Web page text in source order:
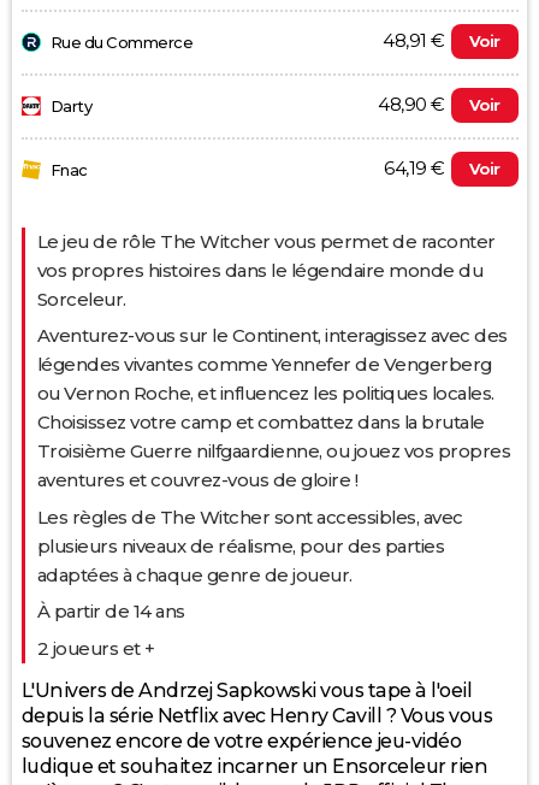
Rue du Commerce 48,91 € Voir
Darty 48,90 € Voir
Fnac 64,19 € Voir
Le jeu de rôle The Witcher vous permet de raconter
vos propres histoires dans le légendaire monde du
Sorceleur.
Aventurez-vous sur le Continent, interagissez avec des
légendes vivantes comme Yennefer de Vengerberg
ou Vernon Roche, et influencez les politiques locales.
Choisissez votre camp et combattez dans la brutale
Troisième Guerre nilfgaardienne, ou jouez vos propres
aventures et couvrez-vous de gloire !
Les règles de The Witcher sont accessibles, avec
plusieurs niveaux de réalisme, pour des parties
adaptées à chaque genre de joueur.
À partir de 14 ans
2 joueurs et +
L'Univers de Andrzej Sapkowski vous tape à l'oeil
depuis la série Netflix avec Henry Cavill ? Vous vous
souvenez encore de votre expérience jeu-vidéo
ludique et souhaitez incarner un Ensorceleur rien